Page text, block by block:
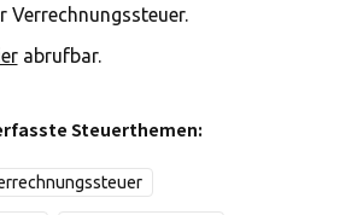
Verrechnungssteuer.
abrufbar.
Steuerthemen: